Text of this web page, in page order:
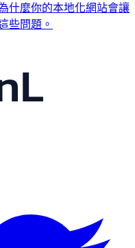
什麼你的本地化網站會讓
些問題。